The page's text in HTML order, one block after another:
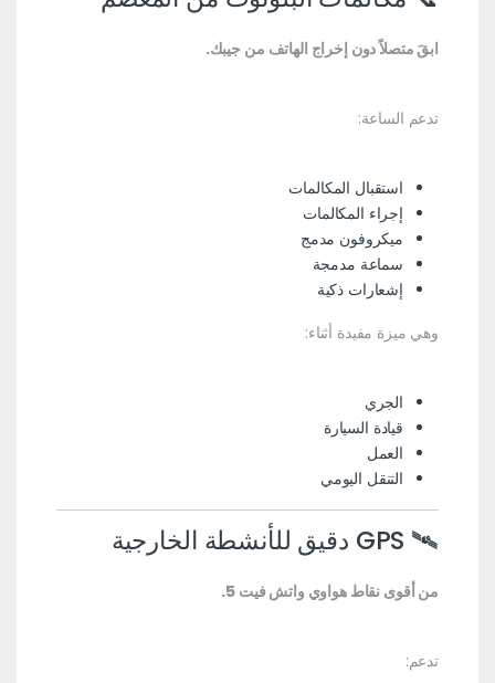
ابقَ متصلاً دون إخراج الهاتف من جيبك.
تدعم الساعة:
استقبال المكالمات
إجراء المكالمات
ميكروفون مدمج
سماعة مدمجة
إشعارات ذكية
وهي ميزة مفيدة أثناء:
الجري
قيادة السيارة
العمل
التنقل اليومي
🛰 GPS دقيق للأنشطة الخارجية
من أقوى نقاط هواوي واتش فيت 5.
تدعم: